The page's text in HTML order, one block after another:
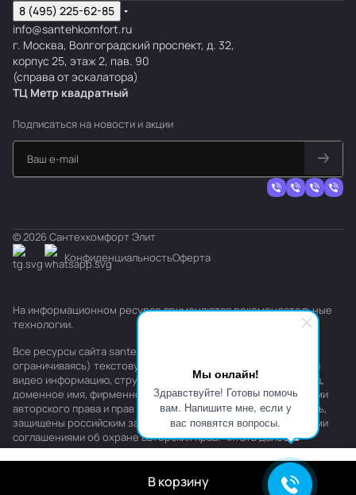
Мы онлайн!
Здравствуйте! Готовы помочь
вам. Напишите мне, если у
вас появятся вопросы.
В корзину
8 (495) 225-62-85
info@santehkomfort.ru
г. Москва, Волгоградский проспект, д. 32,
корпус 25, этаж 2, пав. 90
(справа от эскалатора)
ТЦ Метр квадратный
Подписаться на новости и акции
© 2026 Сантехкомфорт Элит
КонфиденциальностьОферта
На информационном ресурсе применяютсярекомендательные
технологии.
Все ресурсы сайта santehkomfort.ru, включая (но не
ограничиваясь) текстовую, графическую, фотографическую и
видео информацию, структуру, дизайн и оформление страниц,
доменное имя, фирменное наименование являются объектами
авторского права и прав на интеллектуальную собственность,
защищены российским законодательством и международными
соглашениями об охране авторских прав.Читать далее